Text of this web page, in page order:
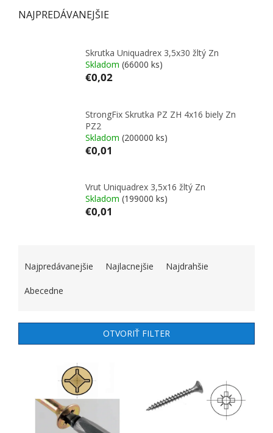
NAJPREDÁVANEJŠIE
Skrutka Uniquadrex 3,5x30 žltý Zn
Skladom (66000 ks)
€0,02
StrongFix Skrutka PZ ZH 4x16 biely Zn
PZ2
Skladom (200000 ks)
€0,01
Vrut Uniquadrex 3,5x16 žltý Zn
Skladom (199000 ks)
€0,01
Najpredávanejšie Najlacnejšie Najdrahšie
Abecedne
OTVORIŤ FILTER
VÝPIS PRODUKTOV